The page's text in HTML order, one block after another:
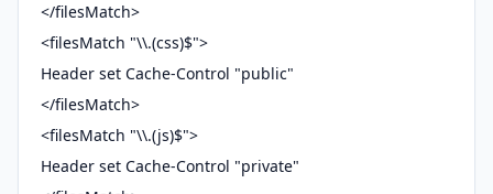
</filesMatch>
<filesMatch "\\.(css)$">
Header set Cache-Control "public"
</filesMatch>
<filesMatch "\\.(js)$">
Header set Cache-Control "private"